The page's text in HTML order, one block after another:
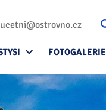
ucetni@ostrovno.cz
FOTOGALERIE